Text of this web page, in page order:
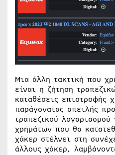
Μια άλλη τακτική που
είναι η ζήτηση
καταθέσεις επιστροφής
παράγονατας απειλής
τραπεζικού
χρημάτων που θα
χάκερ στέλνει στη
άλλους χάκερ,